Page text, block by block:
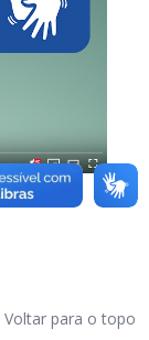
Voltar para o topo